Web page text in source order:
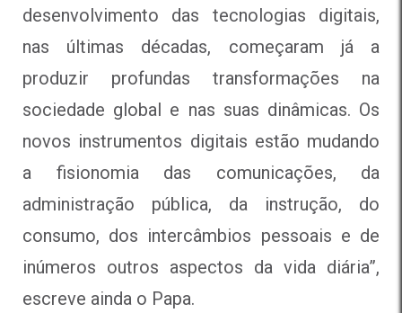
desenvolvimento das tecnologias digitais,
nas últimas décadas, começaram já a
produzir profundas transformações na
sociedade global e nas suas dinâmicas. Os
novos instrumentos digitais estão mudando
a fisionomia das comunicações, da
administração pública, da instrução, do
consumo, dos intercâmbios pessoais e de
inúmeros outros aspectos da vida diária”,
escreve ainda o Papa.